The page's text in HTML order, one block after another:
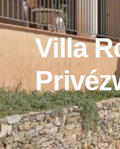
Villa